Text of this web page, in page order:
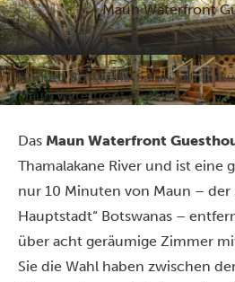
Maun Waterfront
Home Botswana-Safari
Maun Waterfront Guesthouse
Das Maun Waterfront
Thamalakane River und ist
nur 10 Minuten von Maun – der
Hauptstadt“ Botswanas –
über acht geräumige Zimmer
Sie die Wahl haben zwischen